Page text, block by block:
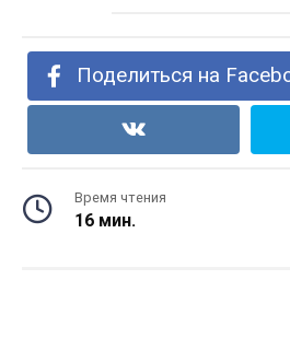
Поделиться на
Время чтения
16 мин.